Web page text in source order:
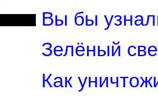
Вы бы
Зелёный
Как